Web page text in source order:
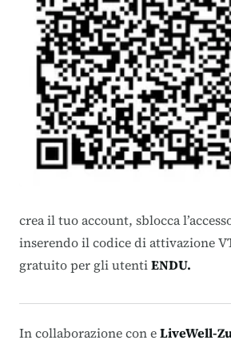
crea il tuo account, sblocca
inserendo il codice di attivazione
gratuito per gli utentiENDU.
In collaborazione con eLiveWell-